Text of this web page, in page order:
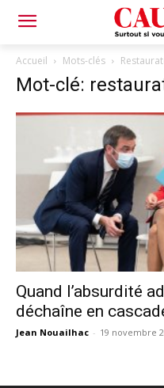
Accueil Mots-clés
Mot-clé:
Quand l’absurdité
déchaîne en
Jean Nouailhac - 19 novembre